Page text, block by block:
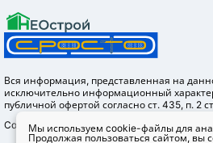
Вся информация, представленная на
исключительно информационный
публичной офертой согласно ст. 435, п. 2
Copyright © 2012-2026 Неострой, ОГРН
Мы используем cookie-файлы для
Продолжая пользоваться сайтом, вы